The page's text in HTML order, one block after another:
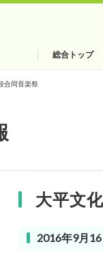
総合トップ
合同音楽祭
大平文
2016年9月